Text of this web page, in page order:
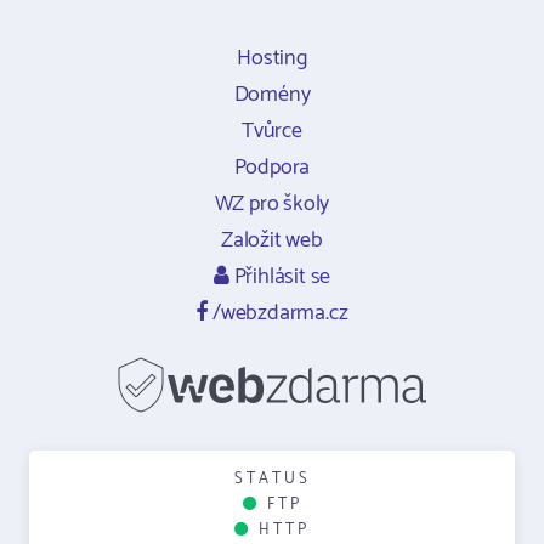
Hosting
Domény
Tvůrce
Podpora
WZ pro školy
Založit web
Přihlásit se
/webzdarma.cz
STATUS
FTP
HTTP